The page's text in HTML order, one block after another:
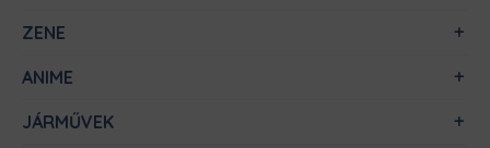
ZENE
ANIME
JÁRMŰVEK